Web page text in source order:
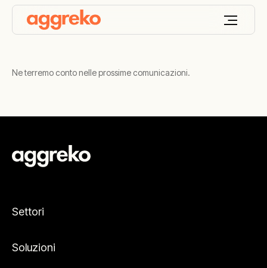
Ne terremo conto nelle prossime comunicazioni.
Settori
Soluzioni